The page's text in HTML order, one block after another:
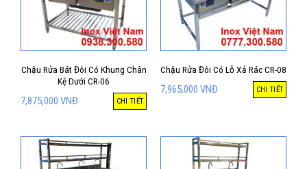
Chậu Rửa Bát Đôi Có Khung Chân
Kệ Dưới CR-06
7,875,000 VNĐ CHI TIẾT
Chậu Rửa Đôi Có Lỗ Xả Rác CR-08
7,965,000 VNĐ CHI TIẾT